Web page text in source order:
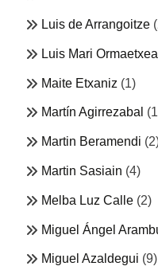
Luis de Arrangoitze
Luis Mari Ormaetxea
Maite Etxaniz (1)
Martín Agirrezabal
Martin Beramendi
Martin Sasiain (4)
Melba Luz Calle (2)
Miguel Ángel
Miguel Azaldegui (9)